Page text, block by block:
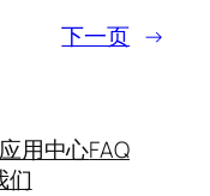
下一页 →
用中心FAQ
们